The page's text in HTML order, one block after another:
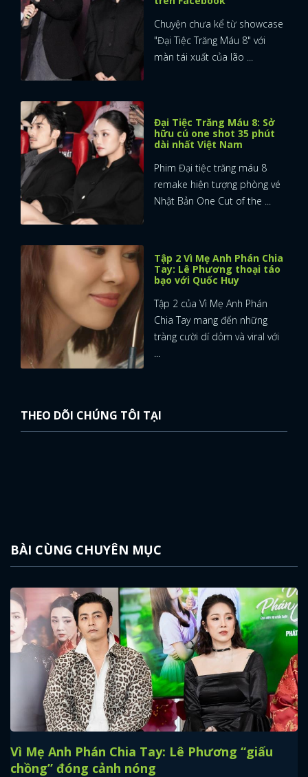
GOOGLE
Chuyện chưa kể từ showcase
"Đại Tiệc Trăng Máu 8" với
màn tái xuất của lão ...
Đại Tiệc Trăng Máu 8: Sở
hữu cú one shot 35 phút
dài nhất Việt Nam
Phim Đại tiệc trăng máu 8
remake hiện tượng phòng vé
Nhật Bản One Cut of the ...
Tập 2 Vì Mẹ Anh Phán Chia
Tay: Lê Phương thoại táo
bạo với Quốc Huy
Tập 2 của Vì Mẹ Anh Phán
Chia Tay mang đến những
tràng cười dí dỏm và viral với
THEO DÕI CHÚNG TÔI TẠI
BÀI CÙNG CHUYÊN MỤC
Vì Mẹ Anh Phán Chia Tay: Lê Phương “giấu
chồng” đóng cảnh nóng